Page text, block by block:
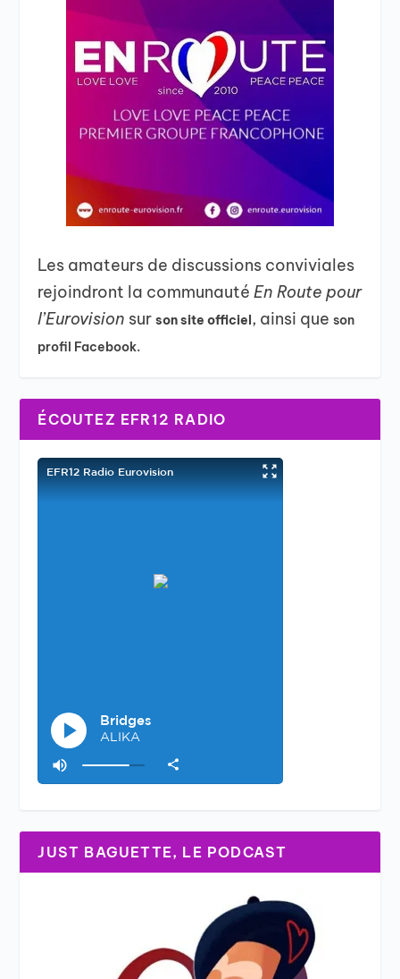
Les amateurs de discussions conviviales
rejoindront la communautéEn Route pour
l’Eurovision surson site officiel, ainsi queson
profil Facebook.
ÉCOUTEZ EFR12 RADIO
JUST BAGUETTE, LE PODCAST